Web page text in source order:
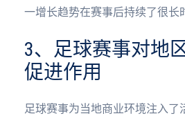
一增长趋势在赛事后持续了很长
3、足球赛事对地
促进作用
足球赛事为当地商业环境注入了